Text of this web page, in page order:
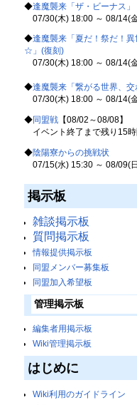
◆逢魔襲来「ザ・ビーナス」
07/30(木) 18:00 ～ 08/14(
◆逢魔襲来「夏だ！祭だ！
☆」(復刻)
07/30(木) 18:00 ～ 08/14(
◆逢魔襲来「繋がる世界、
07/30(木) 18:00 ～ 08/14(
◆同盟戦【08/02～08/08】
イベント終了まで残り15時
◆陰陽寮からの挑戦状
07/15(水) 15:30 ～ 08/09(
掲示板
雑談掲示板
質問掲示板
情報提供掲示板
同盟メンバー募集板
同盟加入希望板
管理掲示板
編集者用掲示板
Wiki管理掲示板
はじめに
Wiki利用のガイドライン